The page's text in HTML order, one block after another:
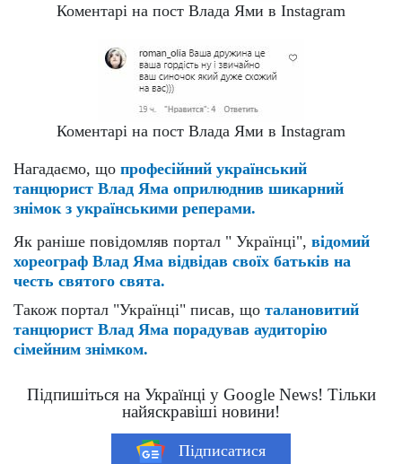
Коментарі на пост Влада Ями в Instagram
Коментарі на пост Влада Ями в Instagram
Нагадаємо, що професійний український
танцюрист Влад Яма оприлюднив шикарний
знімок з українськими реперами.
Як раніше повідомляв портал " Українці", відомий
хореограф Влад Яма відвідав своїх батьків на
честь святого свята.
Також портал "Українці" писав, що талановитий
танцюрист Влад Яма порадував аудиторію
сімейним знімком.
Підпишіться на Українці у Google News! Тільки
найяскравіші новини!
Підписатися